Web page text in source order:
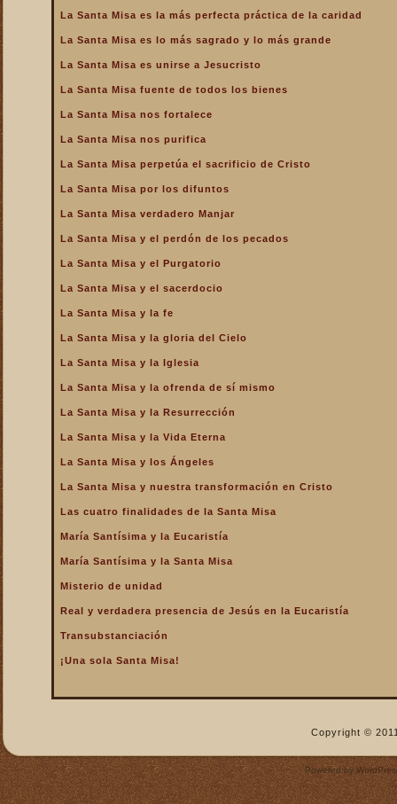
perfecta oración
La Santa Misa es la más
caridad
La Santa Misa es lo más
sagrado y lo más grande
La Santa Misa es medicina
La Santa Misa es unirse a
La Santa Misa escuela de
todos los bienes
La Santa Misa le da la
a cargar nuestra cruz
La Santa Misa nos fortalece
La Santa Misa nos libra del
infierno y nos da la
La Santa Misa nos purifica
sacrificio de Cristo
La Santa Misa por los
descanso
La Santa Misa verdadero
sobre la tierra
La Santa Misa y el Espíritu
Santo
La Santa Misa es la más perfecta práctica de la caridad
La Santa Misa es lo más sagrado y lo más grande
La Santa Misa es unirse a Jesucristo
La Santa Misa fuente de todos los bienes
La Santa Misa nos fortalece
La Santa Misa nos purifica
La Santa Misa perpetúa el sacrificio de Cristo
La Santa Misa por los difuntos
La Santa Misa verdadero Manjar
La Santa Misa y el perdón de los pecados
La Santa Misa y el Purgatorio
La Santa Misa y el sacerdocio
La Santa Misa y la fe
La Santa Misa y la gloria del Cielo
La Santa Misa y la Iglesia
La Santa Misa y la ofrenda de sí mismo
La Santa Misa y la Resurrección
La Santa Misa y la Vida Eterna
La Santa Misa y los Ángeles
La Santa Misa y nuestra transformación en Cristo
Las cuatro finalidades de la Santa Misa
María Santísima y la Eucaristía
María Santísima y la Santa Misa
Misterio de unidad
Real y verdadera presencia de Jesús en la Eucaristía
Transubstanciación
¡Una sola Santa Misa!
Copyright ©
Powered by